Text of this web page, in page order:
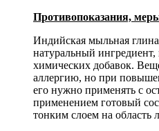
Противопоказания,
Индийская мыльная
натуральный
химических добавок.
аллергию, но при
его нужно применять с
применением готовый
тонким слоем на область